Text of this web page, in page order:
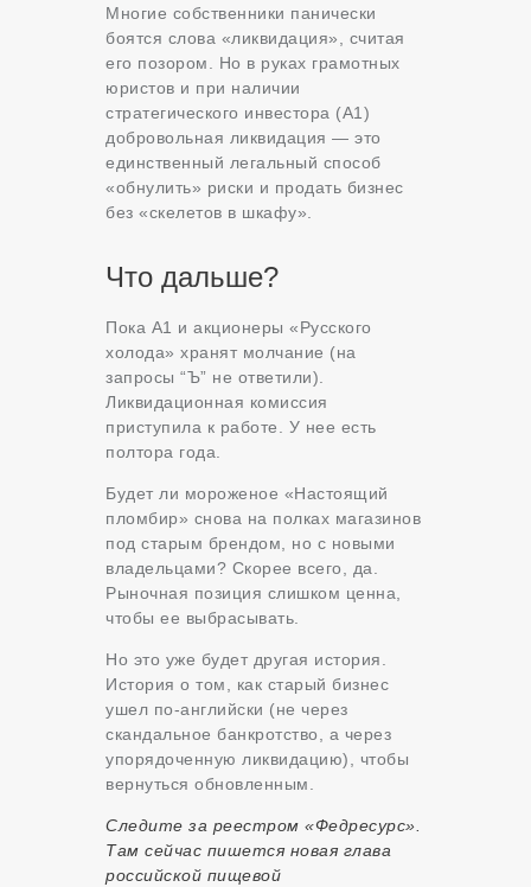
Многие собственники панически
боятся слова «ликвидация», считая
его позором. Но в руках грамотных
юристов и при наличии
стратегического инвестора (А1)
добровольная ликвидация — это
единственный легальный способ
«обнулить» риски и продать бизнес
без «скелетов в шкафу».
Что дальше?
Пока А1 и акционеры «Русского
холода» хранят молчание (на
запросы “Ъ” не ответили).
Ликвидационная комиссия
приступила к работе. У нее есть
полтора года.
Будет ли мороженое «Настоящий
пломбир» снова на полках магазинов
под старым брендом, но с новыми
владельцами? Скорее всего, да.
Рыночная позиция слишком ценна,
чтобы ее выбрасывать.
Но это уже будет другая история.
История о том, как старый бизнес
ушел по-английски (не через
скандальное банкротство, а через
упорядоченную ликвидацию), чтобы
вернуться обновленным.
Следите за реестром «Федресурс».
Там сейчас пишется новая глава
российской пищевой